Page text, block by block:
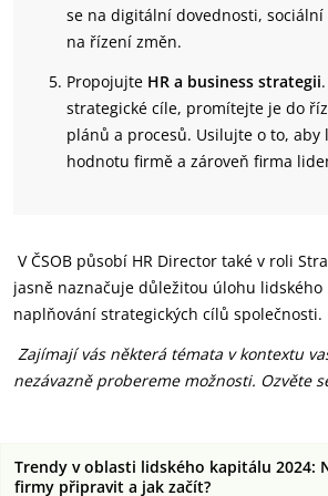
se na digitální dovednosti, sociální
na řízení změn.
Propojujte HR a business strategii
strategické cíle, promítejte je do
plánů a procesů. Usilujte o to, aby
hodnotu firmě a zároveň firma
V ČSOB působí HR Director také v roli
jasně naznačuje důležitou úlohu
naplňování strategických cílů společnosti.
Zajímají vás některá témata v kontextu
nezávazně probereme možnosti. Ozvěte
Trendy v oblasti lidského kapitálu 2024:
firmy připravit a jak začít?